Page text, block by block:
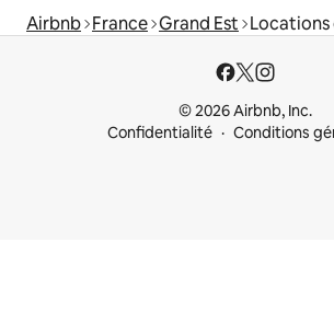
Airbnb France Grand Est
© 2026 Airbnb, Inc.
Confidentialité
Conditions